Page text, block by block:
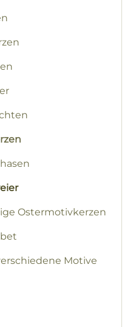
Ostermotivkerzen
Motive